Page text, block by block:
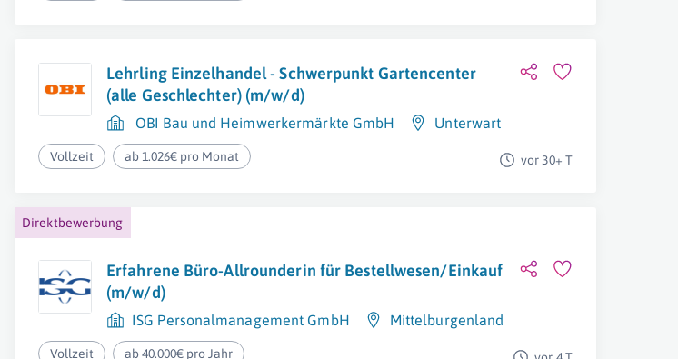
Lehrling Einzelhandel - Schwerpunkt Gartencenter
(alle Geschlechter) (m/w/d)
OBI Bau und Heimwerkermärkte GmbH Unterwart
Vollzeit ab 1.026€ pro Monat vor 30+ T
Direktbewerbung
Erfahrene Büro-Allrounderin für Bestellwesen/Einkauf
(m/w/d)
ISG Personalmanagement GmbH Mittelburgenland
Vollzeit ab 40.000€ pro Jahr